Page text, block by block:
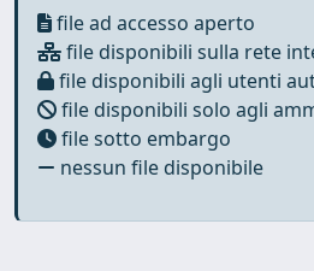
file ad accesso aperto
file disponibili sulla rete
file disponibili agli utenti
file disponibili solo agli
file sotto embargo
nessun file disponibile